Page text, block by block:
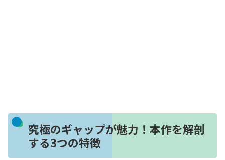
究極のギャップが魅力！本作を解剖
する3つの特徴